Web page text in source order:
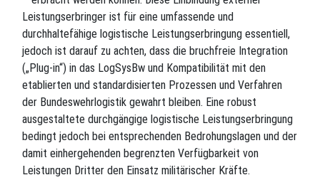
Leistungserbringer ist für eine umfassende und
durchhaltefähige logistische Leistungserbringung essentiell,
jedoch ist darauf zu achten, dass die bruchfreie Integration
(„Plug-in“) in das LogSysBw und Kompatibilität mit den
etablierten und standardisierten Prozessen und Verfahren
der Bundeswehrlogistik gewahrt bleiben. Eine robust
ausgestaltete durchgängige logistische Leistungserbringung
bedingt jedoch bei entsprechenden Bedrohungslagen und der
damit einhergehenden begrenzten Verfügbarkeit von
Leistungen Dritter den Einsatz militärischer Kräfte.